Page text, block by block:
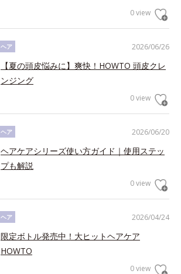
0 view
2026/06/26
ヘア
【夏の頭皮悩みに】爽快！HOWTO 頭皮クレ
ンジング
0 view
2026/06/20
ヘア
ヘアケアシリーズ使い方ガイド｜使用ステッ
プも解説
0 view
2026/04/24
ヘア
限定ボトル発売中！大ヒットヘアケア
HOWTO
0 view